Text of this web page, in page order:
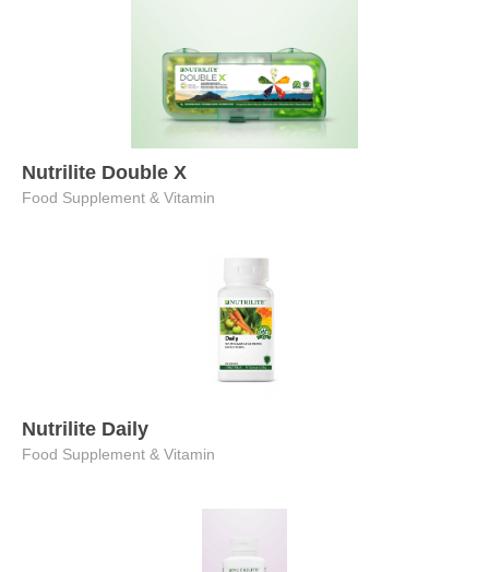
Nutrilite Double X
Food Supplement & Vitamin
Nutrilite Daily
Food Supplement & Vitamin